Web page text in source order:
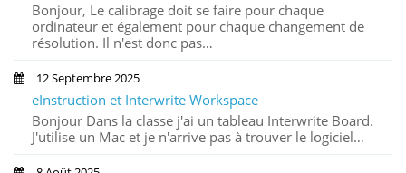
Bonjour, Le calibrage doit se faire pour chaque
ordinateur et également pour chaque changement de
résolution. Il n'est donc pas…
12 Septembre 2025
eInstruction et Interwrite Workspace
Bonjour Dans la classe j'ai un tableau Interwrite Board.
J'utilise un Mac et je n'arrive pas à trouver le logiciel…